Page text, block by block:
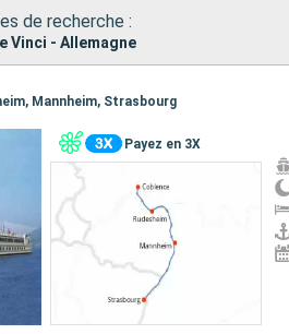
de recherche :
Vinci - Allemagne
Mannheim, Strasbourg
Payez en 3X